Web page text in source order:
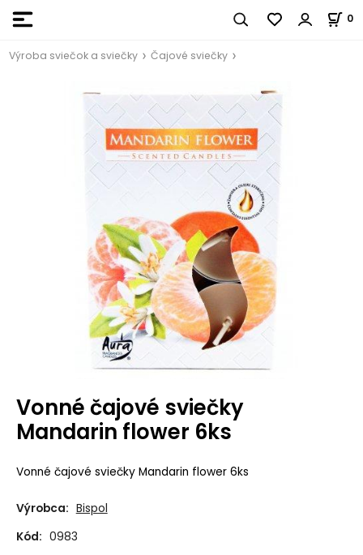
0
Výroba sviečok a sviečky Čajové sviečky
Vonné čajové sviečky
Mandarin flower 6ks
Vonné čajové sviečky Mandarin flower 6ks
Výrobca: Bispol
Kód: 0983